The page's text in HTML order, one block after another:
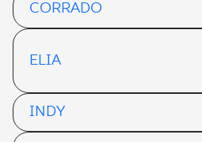
CORRADO
ELIA
INDY